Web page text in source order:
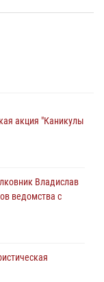
акция "Каникулы
Владислав
ведомства с